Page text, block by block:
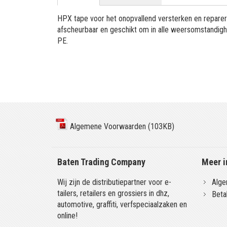
HPX tape voor het onopvallend versterken en
afscheurbaar en geschikt om in alle
PE.
Algemene Voorwaarden (103KB)
Baten Trading Company
Wij zijn de distributiepartner voor e-
tailers, retailers en grossiers in dhz,
automotive, graffiti, verfspeciaalzaken en
online!
Meer